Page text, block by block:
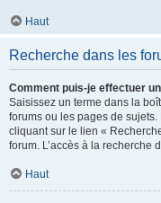
Haut
Recherche dans les
Comment puis-je effectuer
Saisissez un terme dans la
forums ou les pages de
cliquant sur le lien «
forum. L’accès à la recherche
Haut